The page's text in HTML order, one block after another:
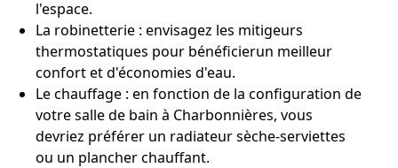
l'espace.
La robinetterie : envisagez les mitigeurs
thermostatiques pour bénéficierun meilleur
confort et d'économies d'eau.
Le chauffage : en fonction de la configuration de
votre salle de bain à Charbonnières, vous
devriez préférer un radiateur sèche-serviettes
ou un plancher chauffant.